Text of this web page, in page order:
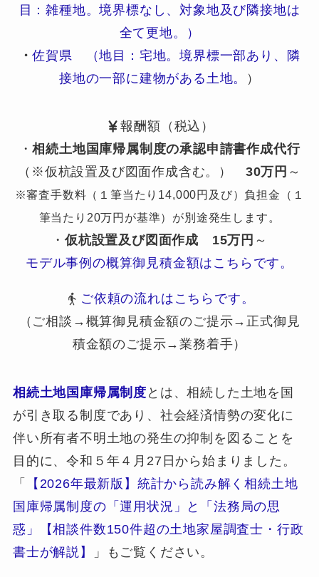
目：雑種地。境界標なし、対象地及び隣接地は
全て更地。）
・佐賀県 （地目：宅地。境界標一部あり、隣
接地の一部に建物がある土地。
）
報酬額（税込）
・相続土地国庫帰属制度の承認申請書作成代行
（※仮杭設置及び図面作成含む。） 30万円 ～
※審査手数料（１筆当たり14,000円及び）負担金（１
筆当たり20万円が基準）が別途発生します。
・ 仮杭設置及び図面作成 15万円 ～
モデル事例の概算御見積金額はこちらです。
ご依頼の流れはこちらです。
（ご相談→概算御見積金額のご提示→正式御見
積金額のご提示→業務着手）
相続土地国庫帰属制度 とは、相続した土地を国
が引き取る制度であり、社会経済情勢の変化に
伴い所有者不明土地の発生の抑制を図ることを
目的に、令和５年４月27日から始まりました。
「
【2026年最新版】統計から読み解く相続土地
国庫帰属制度の「運用状況」と「法務局の思
惑」【相談件数150件超の土地家屋調査士・行政
書士が解説】
」もご覧ください。